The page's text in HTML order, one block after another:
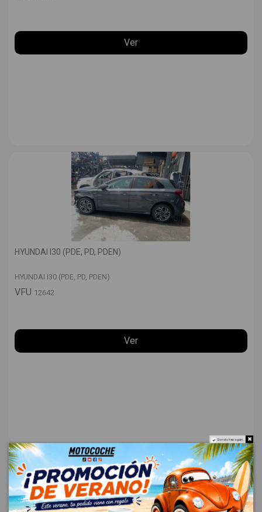
Ver
HYUNDAI I30 (PDE, PD, PDEN)
HYUNDAI I30 (PDE, PD, PDEN)
VFU 12642
Ver
Do not show again.